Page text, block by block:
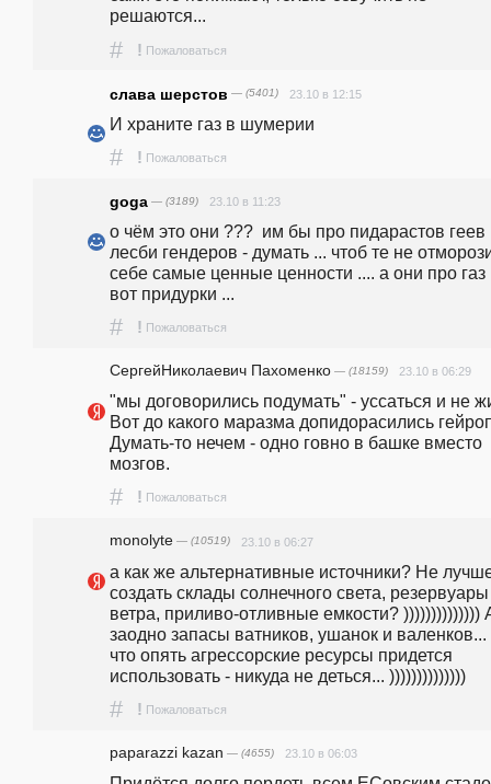
решаются...
# ! Пожаловаться
слава шерстов — (5401) 23.10 в 12:15
И храните газ в шумерии
# ! Пожаловаться
goga — (3189) 23.10 в 11:23
о чём это они ???  им бы про пидарастов геев
лесби гендеров - думать ... чтоб те не
себе самые ценные ценности .... а они про газ
вот придурки ...
# ! Пожаловаться
СергейНиколаевич Пахоменко — (18159) 23.10 в 06:29
"мы договорились подумать" - уссаться и не
Вот до какого маразма допидорасились
Думать-то нечем - одно говно в башке вместо
мозгов.
# ! Пожаловаться
monolyte — (10519) 23.10 в 06:27
а как же альтернативные источники? Не
создать склады солнечного света, резервуары
ветра, приливо-отливные емкости? ))))))))))))))
заодно запасы ватников, ушанок и валенков...
что опять агрессорские ресурсы придется
использовать - никуда не деться... ))))))))))))))
# ! Пожаловаться
paparazzi kazan — (4655) 23.10 в 06:03